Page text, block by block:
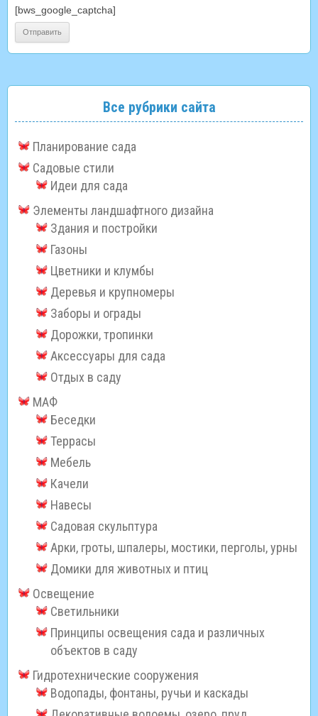
[bws_google_captcha]
Все рубрики сайта
Планирование сада
Садовые стили
Идеи для сада
Элементы ландшафтного дизайна
Здания и постройки
Газоны
Цветники и клумбы
Деревья и крупномеры
Заборы и ограды
Дорожки, тропинки
Аксессуары для сада
Отдых в саду
МАФ
Беседки
Террасы
Мебель
Качели
Навесы
Садовая скульптура
Арки, гроты, шпалеры, мостики, перголы, урны
Домики для животных и птиц
Освещение
Светильники
Принципы освещения сада и различных
объектов в саду
Гидротехнические сооружения
Водопады, фонтаны, ручьи и каскады